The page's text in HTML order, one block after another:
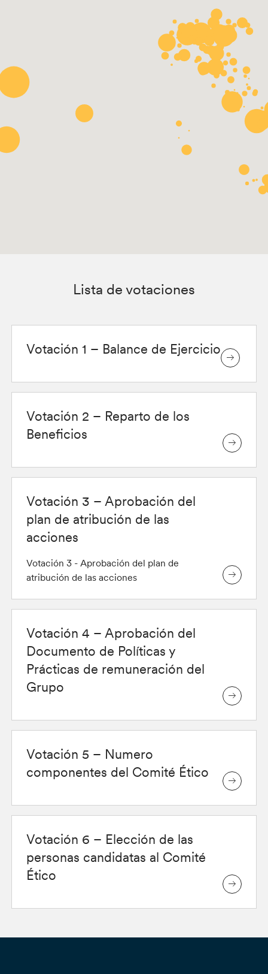
Lista de votaciones
Votación 1 – Balance de Ejercicio
Votación 2 – Reparto de los
Beneficios
Votación 3 – Aprobación del
plan de atribución de las
acciones
Votación 3 - Aprobación del plan de
atribución de las acciones
Votación 4 – Aprobación del
Documento de Políticas y
Prácticas de remuneración del
Grupo
Votación 5 – Numero
componentes del Comité Ético
Votación 6 – Elección de las
personas candidatas al Comité
Ético